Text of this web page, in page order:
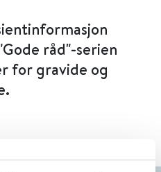
råd"-serien
for gravide og